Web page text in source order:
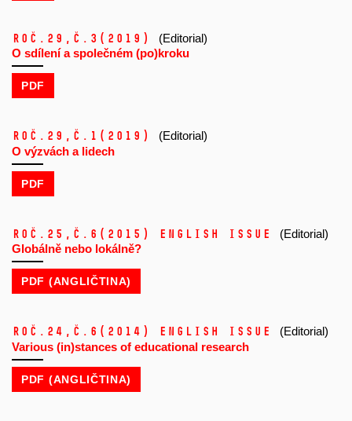
Roč.29, č.3 (2019)
(Editorial)
O sdílení a společném (po)kroku
PDF
Roč.29, č.1 (2019)
(Editorial)
O výzvách a lidech
PDF
Roč.25, č.6 (2015) ENGLISH ISSUE
(Editorial)
Globálně nebo lokálně?
PDF (ANGLIČTINA)
Roč.24, č.6 (2014) ENGLISH ISSUE
(Editorial)
Various (in)stances of educational research
PDF (ANGLIČTINA)